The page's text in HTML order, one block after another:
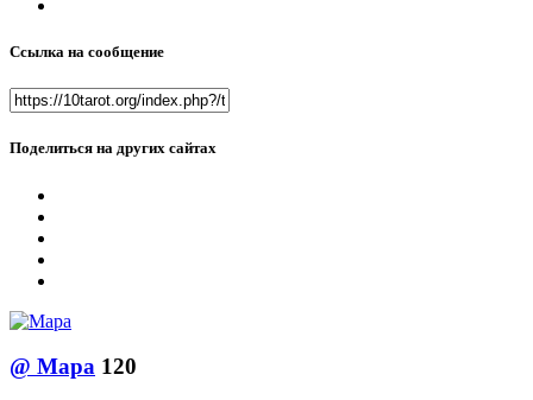
Ссылка на сообщение
Поделиться на других сайтах
@ Мара 120